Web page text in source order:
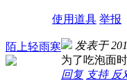
使用道具 举报
陌上轻雨寒 发表于
为了吃泡面
回复 支持 反